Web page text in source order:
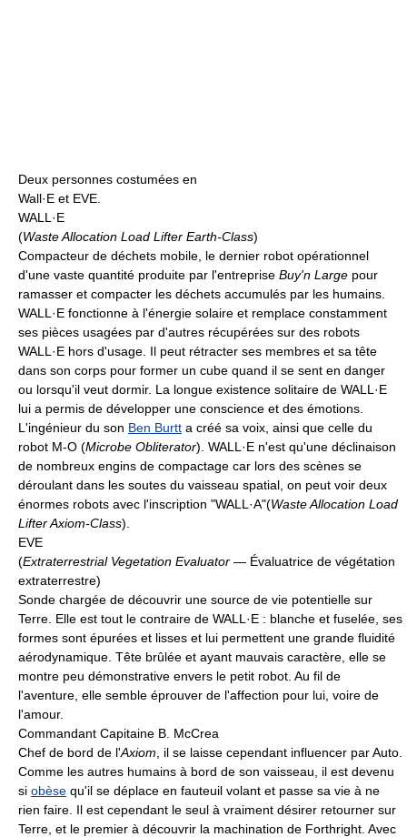
Deux personnes costumées en
Wall·E et EVE.
WALL·E
(Waste Allocation Load Lifter Earth-Class)
Compacteur de déchets mobile, le dernier robot opérationnel
d'une vaste quantité produite par l'entreprise Buy'n Large pour
ramasser et compacter les déchets accumulés par les humains.
WALL·E fonctionne à l'énergie solaire et remplace constamment
ses pièces usagées par d'autres récupérées sur des robots
WALL·E hors d'usage. Il peut rétracter ses membres et sa tête
dans son corps pour former un cube quand il se sent en danger
ou lorsqu'il veut dormir. La longue existence solitaire de WALL·E
lui a permis de développer une conscience et des émotions.
L'ingénieur du son Ben Burtt a créé sa voix, ainsi que celle du
robot M-O (Microbe Obliterator). WALL·E n'est qu'une déclinaison
de nombreux engins de compactage car lors des scènes se
déroulant dans les soutes du vaisseau spatial, on peut voir deux
énormes robots avec l'inscription "WALL·A"(Waste Allocation Load
Lifter Axiom-Class).
EVE
(Extraterrestrial Vegetation Evaluator — Évaluatrice de végétation
extraterrestre)
Sonde chargée de découvrir une source de vie potentielle sur
Terre. Elle est tout le contraire de WALL·E : blanche et fuselée, ses
formes sont épurées et lisses et lui permettent une grande fluidité
aérodynamique. Tête brûlée et ayant mauvais caractère, elle se
montre peu démonstrative envers le petit robot. Au fil de
l'aventure, elle semble éprouver de l'affection pour lui, voire de
l'amour.
Commandant Capitaine B. McCrea
Chef de bord de l'Axiom , il se laisse cependant influencer par Auto.
Comme les autres humains à bord de son vaisseau, il est devenu
si obèse qu'il se déplace en fauteuil volant et passe sa vie à ne
rien faire. Il est cependant le seul à vraiment désirer retourner sur
Terre, et le premier à découvrir la machination de Forthright. Avec